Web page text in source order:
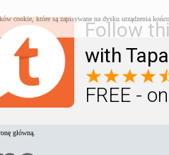
Follow
with
FREE -
cookie, które są zapisywane na dysku urządzenia
główną.